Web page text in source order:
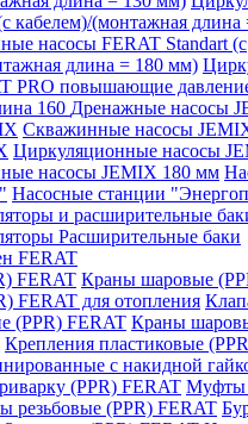
кабелем)/(монтажная
насосы FERAT Standart (с
длина = 180 мм)
PRO повышающие
160 Дренажные насосы
Скважинные насосы
Циркуляционные насосы
насосы JEMIX 180 мм
Насосные станции
и расширительные
Расширительные баки
FERAT
FERAT Краны шаровые
FERAT для отопления
(PPR) FERAT Краны
Крепления пластиковые
с накидной
(PPR) FERAT Муфты
резьбовые (PPR) FERAT